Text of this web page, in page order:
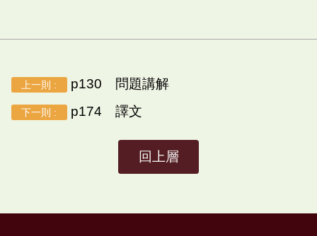
上一則 : p130 問題講解
下一則 : p174 譯文
回上層